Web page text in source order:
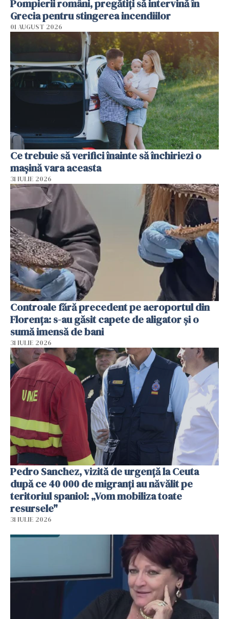
Pompierii români, pregătiţi să intervină în
Grecia pentru stingerea incendiilor
01 AUGUST 2026
Ce trebuie să verifici înainte să închiriezi o
mașină vara aceasta
31 IULIE 2026
Controale fără precedent pe aeroportul din
Florența: s-au găsit capete de aligator și o
sumă imensă de bani
31 IULIE 2026
Pedro Sanchez, vizită de urgență la Ceuta
după ce 40 000 de migranți au năvălit pe
teritoriul spaniol: „Vom mobiliza toate
resursele"
31 IULIE 2026